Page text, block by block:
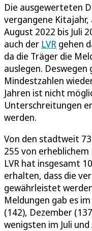
Die ausgewerteten
vergangene
August 2022 bis Juli
auch der LVR gehen
da die Träger die
auslegen.
Mindestzahlen
Jahren ist nicht
Unterschreitungen
werden.
Von den stadtweit
255 von
LVR hat insgesamt
erhalten, dass die
gewährleistet
Meldungen gab es
(142), Dezember
wenigsten im Juli